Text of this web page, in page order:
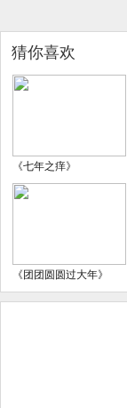
猜你喜欢
《七年之痒》
《团团圆圆过大年》